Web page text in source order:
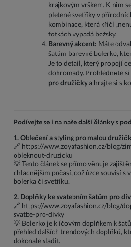
krajkovým vrškem. K nim
pletené svetříky v
kombinace, která křičí
fotkách vypadá božsky.
Barevný akcent: Máte
šatům barevné bolerko,
Je to detail, který propojí
dohromady. Prohlédněte
pro družičkya hrajte si s
Podívejte se i na naše další články s
1. Oblečení a styling pro malou
🔗 https://www.zoyafashion.cz/blog/
obleknout-druzicku
💡 Tento článek se přímo věnuje
chladnějším počasí, což úzce souvisí s
bolerka či svetříku.
2. Doplňky ke svatebním šatům pro
🔗 https://www.zoyafashion.cz/blog/
svatbe-pro-divky
💡 Bolerko je klíčovým doplňkem k
přehled dalších trendových doplňků,
dokonale sladit.